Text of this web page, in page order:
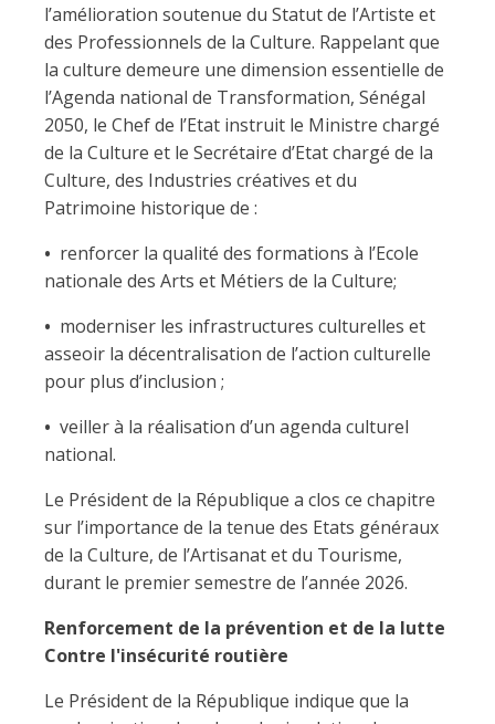
l’amélioration soutenue du Statut de l’Artiste et
des Professionnels de la Culture. Rappelant que
la culture demeure une dimension essentielle de
l’Agenda national de Transformation, Sénégal
2050, le Chef de l’Etat instruit le Ministre chargé
de la Culture et le Secrétaire d’Etat chargé de la
Culture, des Industries créatives et du
Patrimoine historique de :
• renforcer la qualité des formations à l’Ecole
nationale des Arts et Métiers de la Culture;
• moderniser les infrastructures culturelles et
asseoir la décentralisation de l’action culturelle
pour plus d’inclusion ;
• veiller à la réalisation d’un agenda culturel
national.
Le Président de la République a clos ce chapitre
sur l’importance de la tenue des Etats généraux
de la Culture, de l’Artisanat et du Tourisme,
durant le premier semestre de l’année 2026.
Renforcement de la prévention et de la lutte
Contre l'insécurité routière
Le Président de la République indique que la